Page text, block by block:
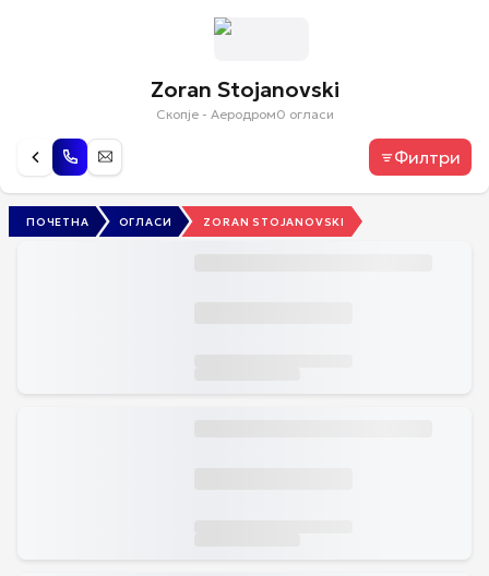
Zoran Stojanovski
Скопје - Аеродром0 огласи
Филтри
ПОЧЕТНА ОГЛАСИ ZORAN STOJANOVSKI